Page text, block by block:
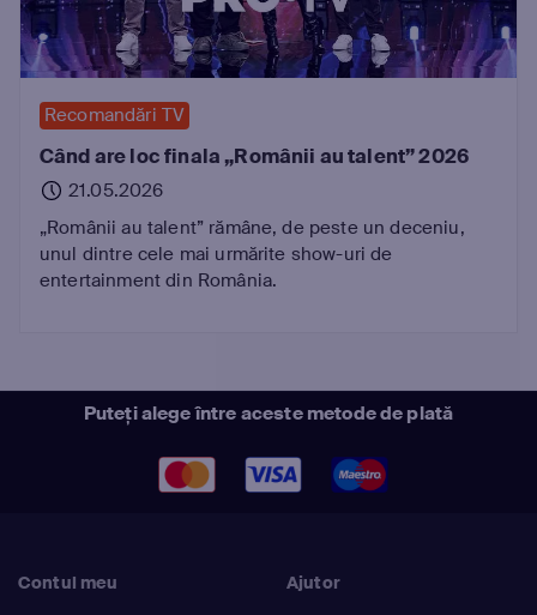
Recomandări TV
Când are loc finala „Românii au talent” 2026
21.05.2026
„Românii au talent” rămâne, de peste un deceniu,
unul dintre cele mai urmărite show-uri de
entertainment din România.
Puteți alege între aceste metode de plată
Contul meu
Ajutor